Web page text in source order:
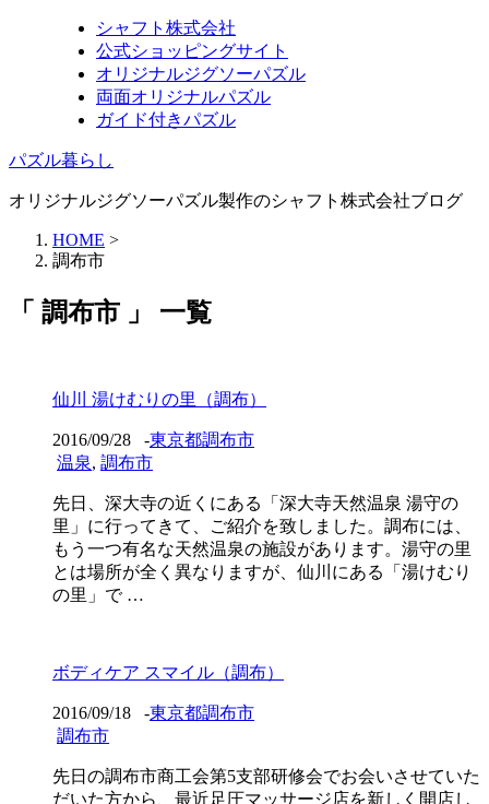
シャフト株式会社
公式ショッピングサイト
オリジナルジグソーパズル
両面オリジナルパズル
ガイド付きパズル
パズル暮らし
オリジナルジグソーパズル製作のシャフト株式会社ブログ
HOME >
調布市
「 調布市 」 一覧
仙川 湯けむりの里（調布）
2016/09/28 -東京都調布市
温泉, 調布市
先日、深大寺の近くにある「深大寺天然温泉 湯守の
里」に行ってきて、ご紹介を致しました。調布には、
もう一つ有名な天然温泉の施設があります。湯守の里
とは場所が全く異なりますが、仙川にある「湯けむり
の里」で …
ボディケア スマイル（調布）
2016/09/18 -東京都調布市
調布市
先日の調布市商工会第5支部研修会でお会いさせていた
だいた方から、最近足圧マッサージ店を新しく開店し